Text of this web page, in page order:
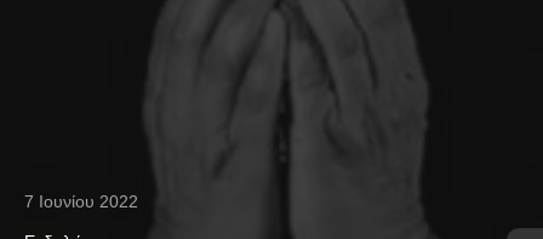
7 Ιουνίου 2022